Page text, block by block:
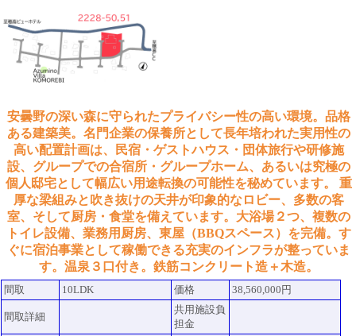
安曇野の深い森に守られたプライバシー性の高い環境。品格
ある建築美。名門企業の保養所として長年培われた実用性の
高い配置計画は、民宿・ゲストハウス・団体旅行や研修施
設、グループでの合宿所・グループホーム、あるいは究極の
個人邸宅として幅広い用途転換の可能性を秘めています。 重
厚な梁組みと吹き抜けの天井が印象的なロビー、多数の客
室、そして厨房・食堂を備えています。大浴場２つ、複数の
トイレ設備、業務用厨房、東屋（BBQスペース）を完備。す
ぐに宿泊事業として稼働できる充実のインフラが整っていま
す。温泉３口付き。鉄筋コンクリート造＋木造。
間取 10LDK 価格 38,560,000円
間取詳細
共用施設負
担金